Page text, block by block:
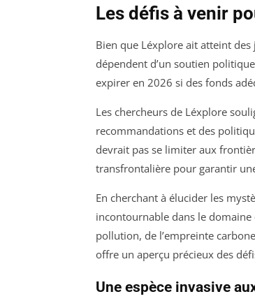
Les défis à venir
Bien que Léxplore ait atteint
dépendent d’un soutien
expirer en 2026 si des fonds
Les chercheurs de Léxplore
recommandations et des
devrait pas se limiter aux
transfrontalière pour garantir
En cherchant à élucider les
incontournable dans le
pollution, de l’empreinte
offre un aperçu précieux des
Une espèce invasive